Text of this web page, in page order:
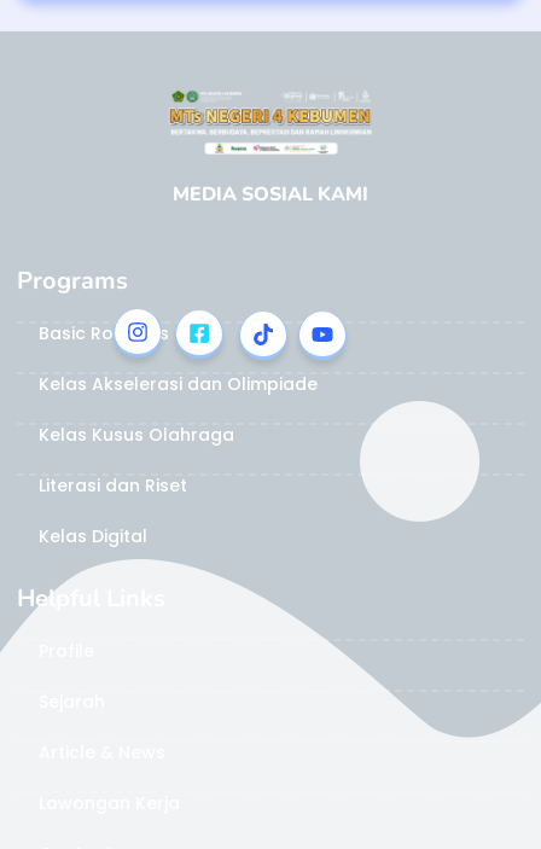
MEDIA SOSIAL KAMI
Programs
Basic Robotics
Kelas Akselerasi dan Olimpiade
Kelas Kusus Olahraga
Literasi dan Riset
Kelas Digital
Helpful Links